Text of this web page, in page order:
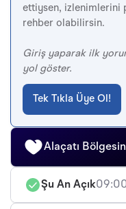
ettiysen, izlenimlerini
rehber olabilirsin.
Giriş yaparak ilk
yol göster.
Tek Tıkla Üye Ol!
Alaçatı
Şu An Açık